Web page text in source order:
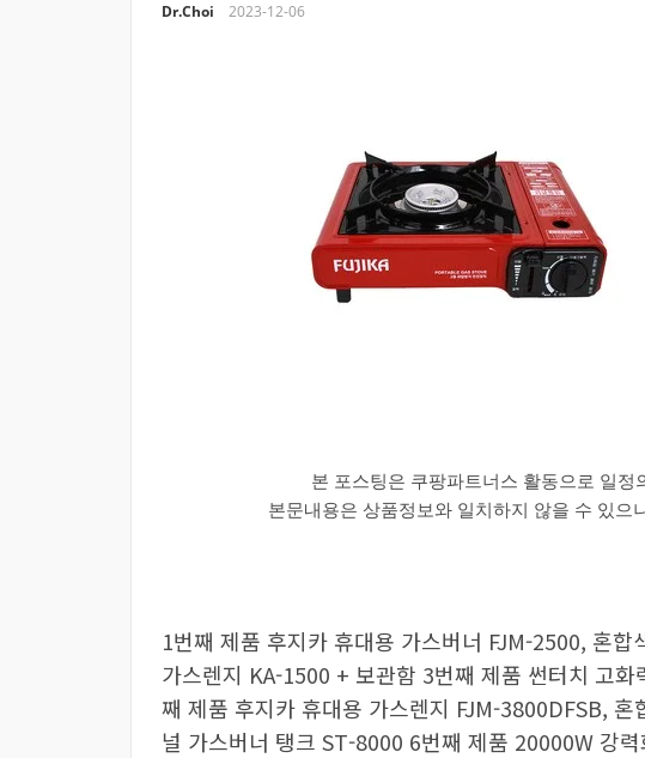
Dr.Choi 2023-12-06
본 포스팅은 쿠팡파트너스 활동으로 일정
본문내용은 상품정보와 일치하지 않을 수 있으
1번째 제품 후지카 휴대용 가스버너 FJM-2500, 혼
가스렌지 KA-1500 + 보관함 3번째 제품 썬터치 고
째 제품 후지카 휴대용 가스렌지 FJM-3800DFSB,
널 가스버너 탱크 ST-8000 6번째 제품 20000W 강